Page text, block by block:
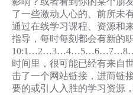
了一些激动人心的、前所未
通过在线学习课程、资源和
指导，每时每刻都会有新的
时间里，很可能已经有来自
击了一个网站链接，进而链
要的或引人入胜的学习资源